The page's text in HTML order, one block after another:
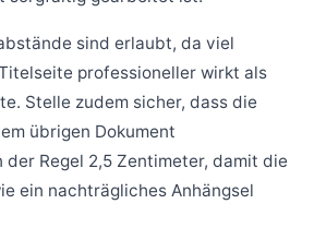
sind erlaubt, da viel
professioneller wirkt als
Stelle zudem sicher, dass die
übrigen Dokument
der Regel 2,5 Zentimeter, damit die
ein nachträgliches Anhängsel